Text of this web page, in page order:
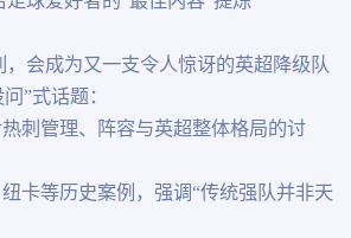
，会成为又一支令人惊讶的英超降级队
”式话题：
刺管理、阵容与英超整体格局的讨
卡等历史案例，强调“传统强队并非天